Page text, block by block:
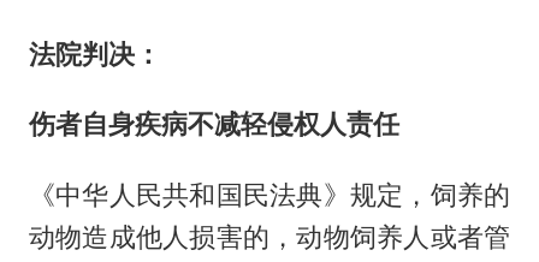
法院判决：
伤者自身疾病不减轻侵权人责任
《中华人民共和国民法典》规定，饲养的
动物造成他人损害的，动物饲养人或者管